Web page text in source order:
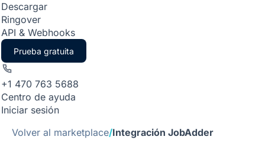
Descargar
Ringover
API & Webhooks
Prueba gratuita
+1 470 763 5688
Centro de ayuda
Iniciar sesión
Volver al marketplace/Integración JobAdder